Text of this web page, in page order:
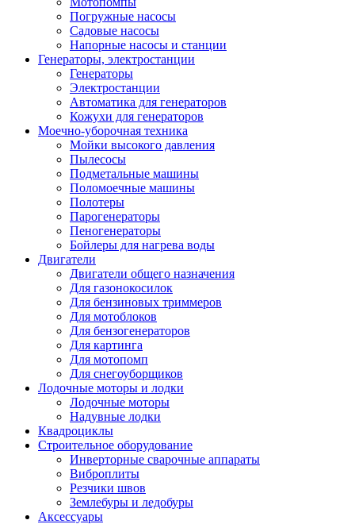
Погружные насосы
Садовые насосы
Напорные насосы и станции
Генераторы, электростанции
Генераторы
Электростанции
Автоматика для генераторов
Кожухи для генераторов
Моечно-уборочная техника
Мойки высокого давления
Пылесосы
Подметальные машины
Поломоечные машины
Полотеры
Парогенераторы
Пеногенераторы
Бойлеры для нагрева воды
Двигатели
Двигатели общего назначения
Для газонокосилок
Для бензиновых триммеров
Для мотоблоков
Для бензогенераторов
Для картинга
Для мотопомп
Для снегоуборщиков
Лодочные моторы и лодки
Лодочные моторы
Надувные лодки
Квадроциклы
Строительное оборудование
Инверторные сварочные аппараты
Виброплиты
Резчики швов
Землебуры и ледобуры
Аксессуары